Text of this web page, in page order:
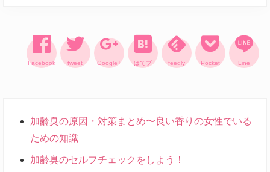
Facebook tweet Google+ はてブ feedly Pocket Line
加齢臭の原因・対策まとめ〜良い香りの女性でいる
ための知識
加齢臭のセルフチェックをしよう！